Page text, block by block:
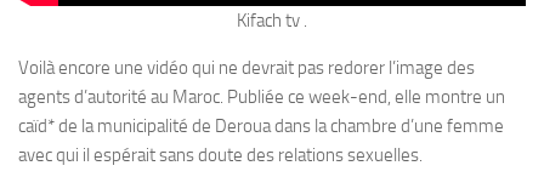
Kifach tv .
Voilà encore une vidéo qui ne devrait pas redorer l’image des
agents d’autorité au Maroc. Publiée ce week-end, elle montre un
caïd* de la municipalité de Deroua dans la chambre d’une femme
avec qui il espérait sans doute des relations sexuelles.